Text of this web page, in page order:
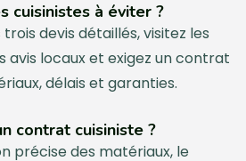
cuisinistes à éviter ?
devis détaillés, visitez les
avis locaux et exigez un contrat
délais et garanties.
contrat cuisiniste ?
précise des matériaux, le